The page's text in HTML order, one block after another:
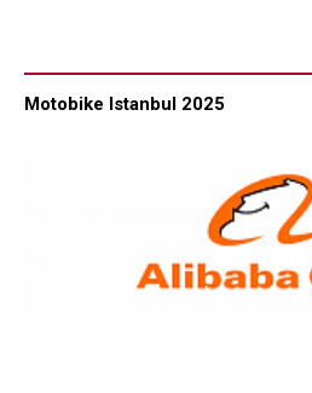
Motobike Istanbul 2025